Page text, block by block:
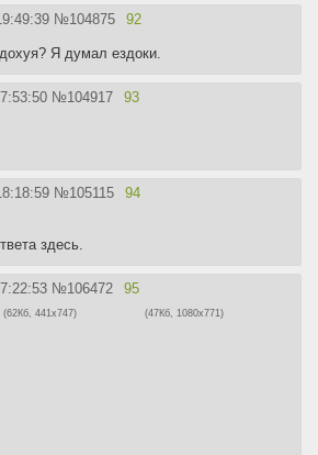
№104875 92
Я думал ездоки.
№104917 93
№105115 94
здесь.
№106472 95
(62Кб, 441x747) (47Кб, 1080x771)